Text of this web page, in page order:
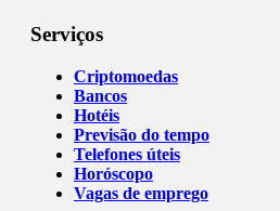
Serviços
Criptomoedas
Bancos
Hotéis
Previsão do tempo
Telefones úteis
Horóscopo
Vagas de emprego